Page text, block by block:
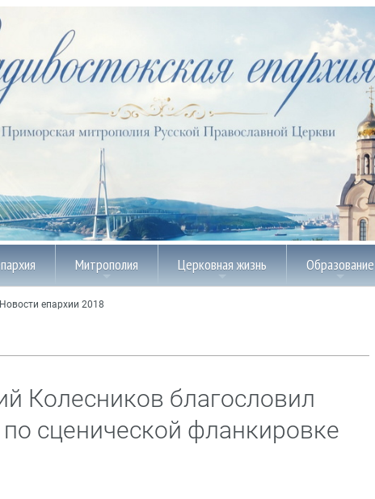
Митрополия Церковная жизнь Образование
Новости епархии 2018
Колесников благословил
сценической фланкировке